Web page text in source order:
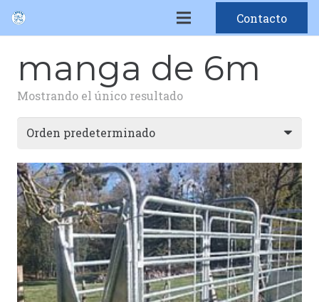
Contacto
manga de 6m
Mostrando el único resultado